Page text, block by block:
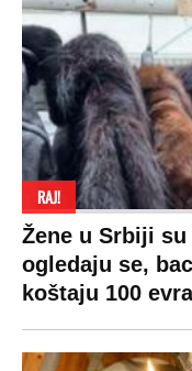
Copyright ©